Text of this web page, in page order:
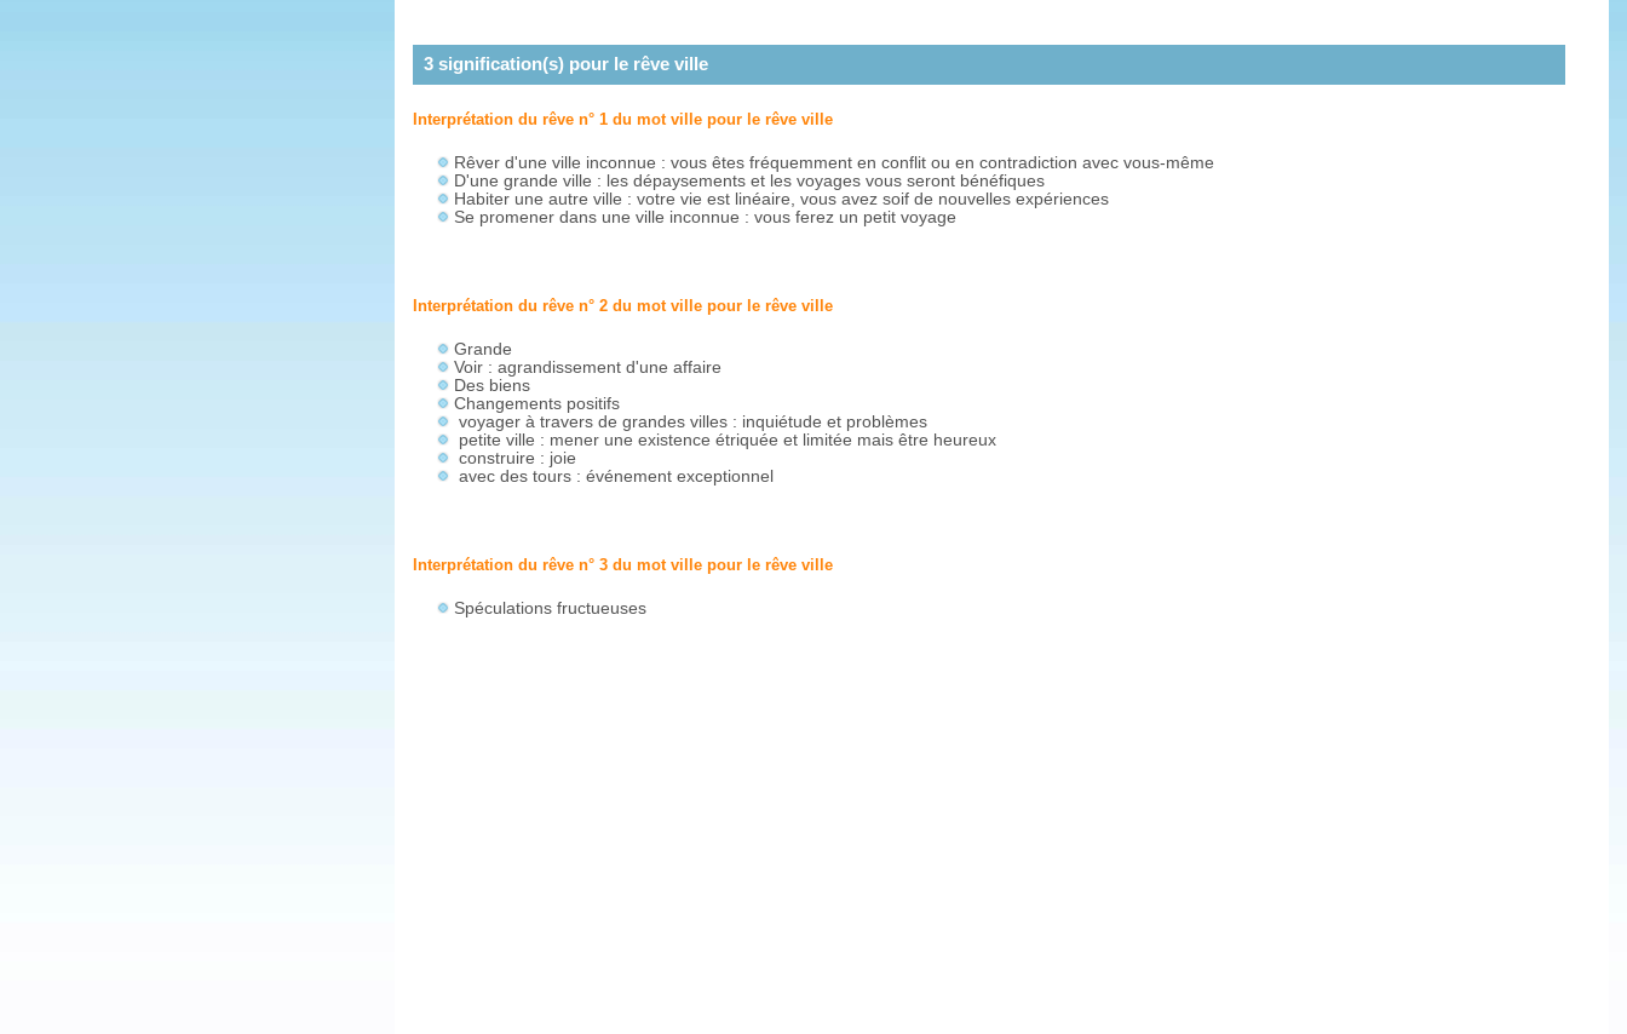
3signification(s) pour le rêve ville
Interprétation du rêve n° 1 du mot ville pour le rêveville
Rêver d'une ville inconnue : vous êtes fréquemment en conflit ou en contradiction avec vous-même
D'une grande ville : les dépaysements et les voyages vous seront bénéfiques
Habiter une autre ville : votre vie est linéaire, vous avez soif de nouvelles expériences
Se promener dans une ville inconnue : vous ferez un petit voyage
Interprétation du rêve n° 2 du mot ville pour le rêveville
Grande
Voir : agrandissement d'une affaire
Des biens
Changements positifs
voyager à travers de grandes villes : inquiétude et problèmes
petite ville : mener une existence étriquée et limitée mais être heureux
construire : joie
avec des tours : événement exceptionnel
Interprétation du rêve n° 3 du mot ville pour le rêveville
Spéculations fructueuses